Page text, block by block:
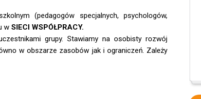
(pedagogów specjalnych, psychologów,
w SIECI WSPÓŁPRACY.
grupy. Stawiamy na osobisty rozwój
w obszarze zasobów jak i ograniczeń. Zależy